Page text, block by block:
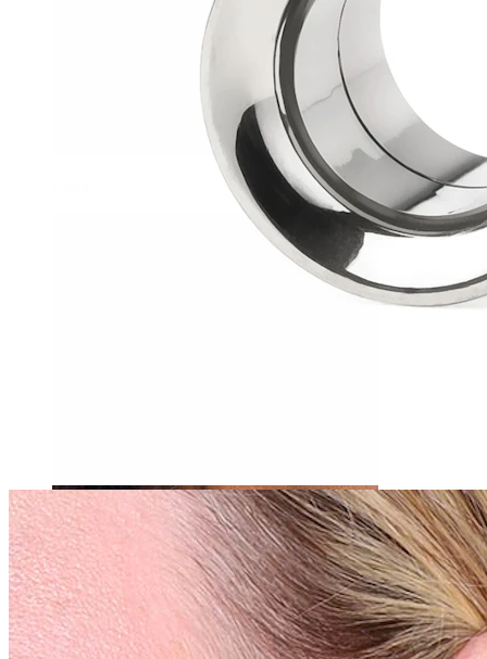
Tragus